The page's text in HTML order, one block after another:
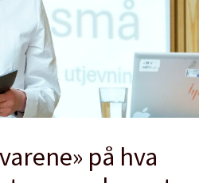
på hva